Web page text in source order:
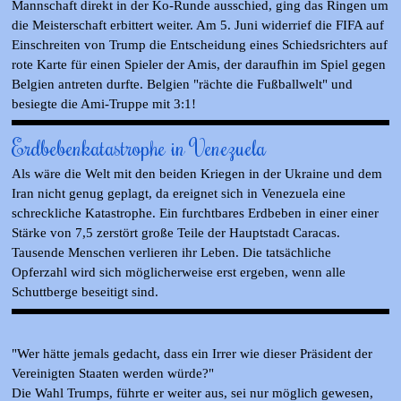
Mannschaft direkt in der Ko-Runde ausschied, ging das Ringen um
die Meisterschaft erbittert weiter. Am 5. Juni widerrief die FIFA auf
Einschreiten von Trump die Entscheidung eines Schiedsrichters auf
rote Karte für einen Spieler der Amis, der daraufhin im Spiel gegen
Belgien antreten durfte. Belgien "rächte die Fußballwelt" und
besiegte die Ami-Truppe mit 3:1!
Erdbebenkatastrophe in Venezuela
Als wäre die Welt mit den beiden Kriegen in der Ukraine und dem
Iran nicht genug geplagt, da ereignet sich in Venezuela eine
schreckliche Katastrophe. Ein furchtbares Erdbeben in einer einer
Stärke von 7,5 zerstört große Teile der Hauptstadt Caracas.
Tausende Menschen verlieren ihr Leben. Die tatsächliche
Opferzahl wird sich möglicherweise erst ergeben, wenn alle
Schuttberge beseitigt sind.
"Wer hätte jemals gedacht, dass ein Irrer wie dieser Präsident der
Vereinigten Staaten werden würde?"
Die Wahl Trumps, führte er weiter aus, sei nur möglich gewesen,